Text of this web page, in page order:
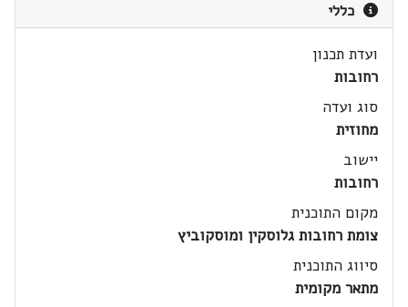
כללי
ועדת תכנון
רחובות
סוג ועדה
מחוזית
יישוב
רחובות
מקום התוכנית
צומת רחובות גלוסקין ומוסקוביץ
סיווג התוכנית
מתאר מקומית